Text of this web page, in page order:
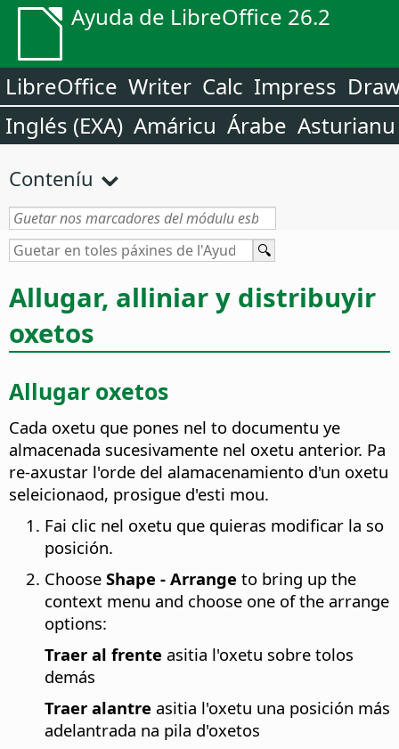
Ayuda de LibreOffice 26.2
LibreOffice Writer Calc Impress
Inglés (EXA) Amáricu Árabe Asturianu
Conteníu
Allugar, alliniar y distribuyir
oxetos
Allugar oxetos
Cada oxetu que pones nel to documentu ye
almacenada sucesivamente nel oxetu anterior. Pa
re-axustar l'orde del alamacenamiento d'un oxetu
seleicionaod, prosigue d'esti mou.
Fai clic nel oxetu que quieras modificar la so
posición.
Choose Shape - Arrange to bring up the
context menu and choose one of the arrange
options:
Traer al frente asitia l'oxetu sobre tolos
demás
Traer alantre asitia l'oxetu una posición más
adelantrada na pila d'oxetos